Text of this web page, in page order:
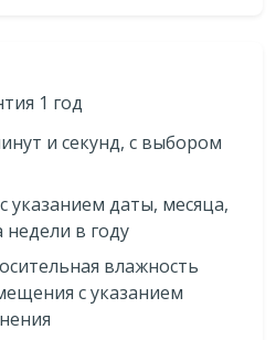
1 год
и секунд, с выбором
указанием даты, месяца,
в году
влажность
с указанием